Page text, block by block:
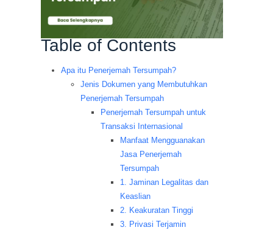
Table of Contents
Apa itu Penerjemah Tersumpah?
Jenis Dokumen yang Membutuhkan
Penerjemah Tersumpah
Penerjemah Tersumpah untuk
Transaksi Internasional
Manfaat Mengguanakan
Jasa Penerjemah
Tersumpah
1. Jaminan Legalitas dan
Keaslian
2. Keakuratan Tinggi
3. Privasi Terjamin